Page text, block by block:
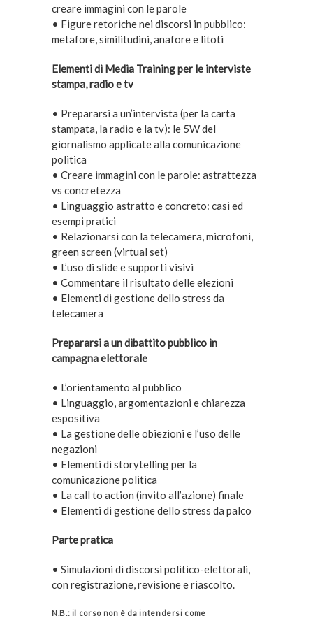
creare immagini con le parole
• Figure retoriche nei discorsi in pubblico:
metafore, similitudini, anafore e litoti
Elementi di Media Training per le interviste
stampa, radio e tv
• Prepararsi a un’intervista (per la carta
stampata, la radio e la tv): le 5W del
giornalismo applicate alla comunicazione
politica
• Creare immagini con le parole: astrattezza
vs concretezza
• Linguaggio astratto e concreto: casi ed
esempi pratici
• Relazionarsi con la telecamera, microfoni,
green screen (virtual set)
• L’uso di slide e supporti visivi
• Commentare il risultato delle elezioni
• Elementi di gestione dello stress da
telecamera
Prepararsi a un dibattito pubblico in
campagna elettorale
• L’orientamento al pubblico
• Linguaggio, argomentazioni e chiarezza
espositiva
• La gestione delle obiezioni e l’uso delle
negazioni
• Elementi di storytelling per la
comunicazione politica
• La call to action (invito all’azione) finale
• Elementi di gestione dello stress da palco
Parte pratica
• Simulazioni di discorsi politico-elettorali,
con registrazione, revisione e riascolto.
N.B.: il corso non è da intendersi come